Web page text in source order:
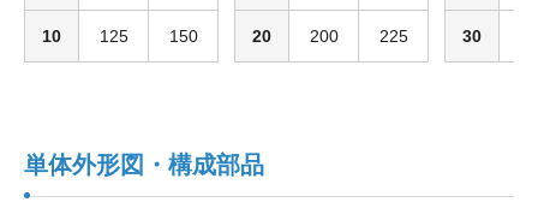
10 125 150 20 200 225 30
単体外形図・構成部品